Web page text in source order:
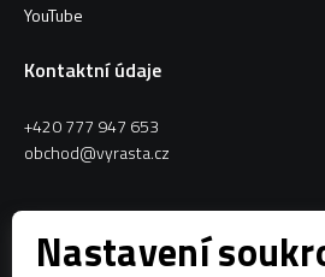
YouTube
Kontaktní údaje
+420 777 947 653
obchod@vyrasta.cz
Kontakty
Nastavení